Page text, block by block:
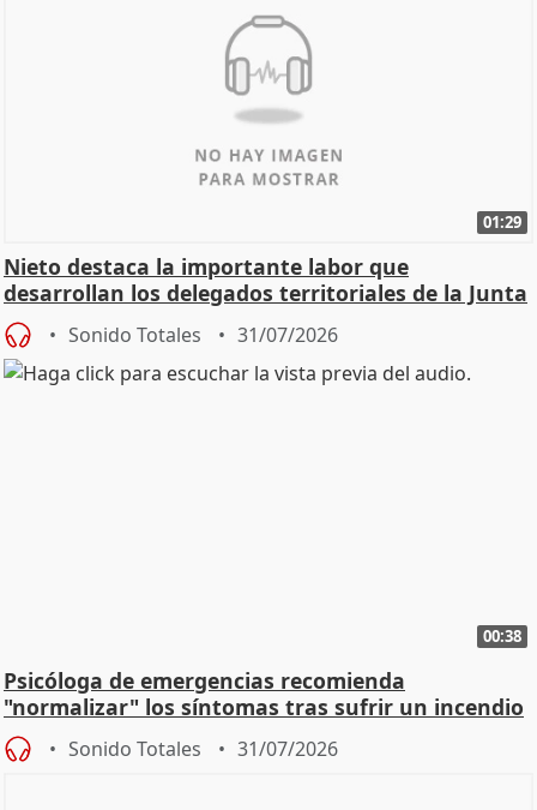
01:29
Nieto destaca la importante labor que
desarrollan los delegados territoriales de la Junta
Sonido Totales 31/07/2026
00:38
Psicóloga de emergencias recomienda
"normalizar" los síntomas tras sufrir un incendio
Sonido Totales 31/07/2026